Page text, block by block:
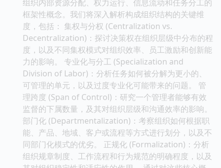
组织内部资源分配、权力运行、信息流动和任务分工的
框架性概念。我们将深入解析构成组织结构的关键维
度，包括： 集权与分权 (Centralization vs.
Decentralization)：探讨决策权在组织层级中分布的程
度，以及不同集权模式对组织效率、员工激励和创新能
力的影响。 专业化与分工 (Specialization and
Division of Labor)：分析任务如何被分解为更小的、
可管理的单元，以及过度专业化可能带来的问题。 管
理跨度 (Span of Control)：研究一个管理者能够有效
监督的下属数量，及其对组织层级和沟通效率的影响。
部门化 (Departmentalization)：考察组织如何根据职
能、产品、地域、客户或流程等方式进行划分，以及不
同部门化模式的优劣。 正规化 (Formalization)：分析
组织规章制度、工作流程和行为规范的明确程度，以及